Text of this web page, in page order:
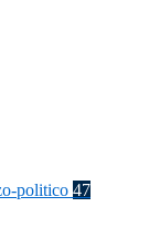
politico 47